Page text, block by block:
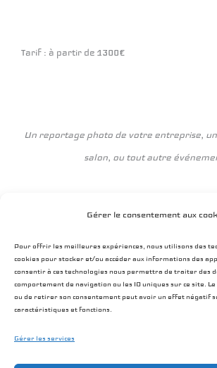
Gérer le consentement aux
Pour offrir les meilleures expériences, nous utilisons des
cookies pour stocker et/ou accéder aux informations des
consentir à ces technologies nous permettra de traiter des
comportement de navigation ou les ID uniques sur ce site.
ou de retirer son consentement peut avoir un effet négatif
caractéristiques et fonctions.
Gérer les services
Tarif : à partir de 1300€
Un reportage photo de votre entreprise,
salon, ou tout autre
Contact
Conditions générales
Politique de